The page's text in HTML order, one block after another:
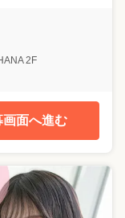
2F
画面へ進む